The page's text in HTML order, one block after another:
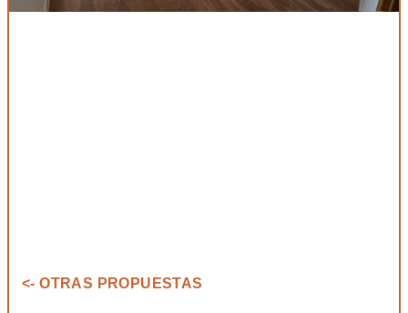
<- OTRAS PROPUESTAS